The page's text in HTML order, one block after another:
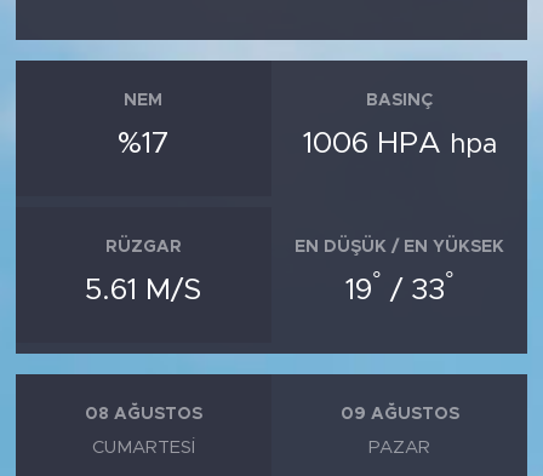
NEM
%17
BASINÇ
1006 HPA hpa
RÜZGAR
5.61 M/S
EN DÜŞÜK / EN YÜKSEK
19° / 33°
08 AĞUSTOS
CUMARTESI
09 AĞUSTOS
PAZAR